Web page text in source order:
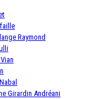
Raymond
Girardin Andréani